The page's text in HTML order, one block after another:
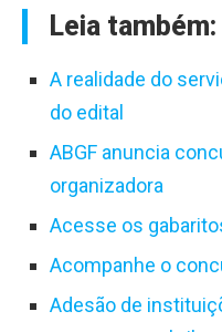
Leia também:
A realidade do
do edital
ABGF anuncia
organizadora
Acesse os
Acompanhe o
Adesão de